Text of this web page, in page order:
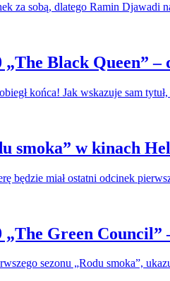
za sobą, dlatego Ramin Djawadi
„The Black Queen” –
końca! Jak wskazuje sam
smoka” w kinach
będzie miał ostatni odcinek
„The Green Council”
sezonu „Rodu smoka”,